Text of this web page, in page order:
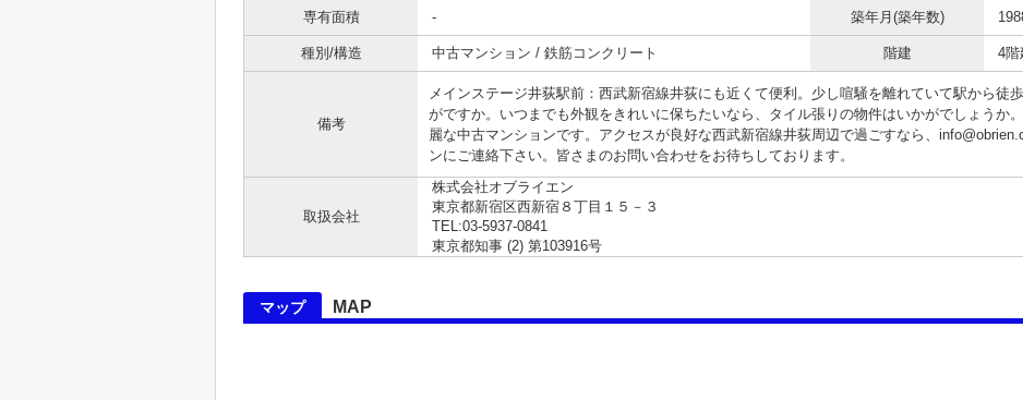
専有面積 - 築年月(築年数)
種別/構造 中古マンション / 鉄筋コンクリート 階建 4階
備考
メインステージ井荻駅前：西武新宿線井荻にも近くて便利。少し喧騒を離れていて駅から徒
がですか。いつまでも外観をきれいに保ちたいなら、タイル張りの物件はいかがでしょうか
麗な中古マンションです。アクセスが良好な西武新宿線井荻周辺で過ごすなら、
ンにご連絡下さい。皆さまのお問い合わせをお待ちしております。
取扱会社
株式会社オブライエン
東京都新宿区西新宿８丁目１５－３
TEL:03-5937-0841
東京都知事 (2) 第103916号
マップ MAP